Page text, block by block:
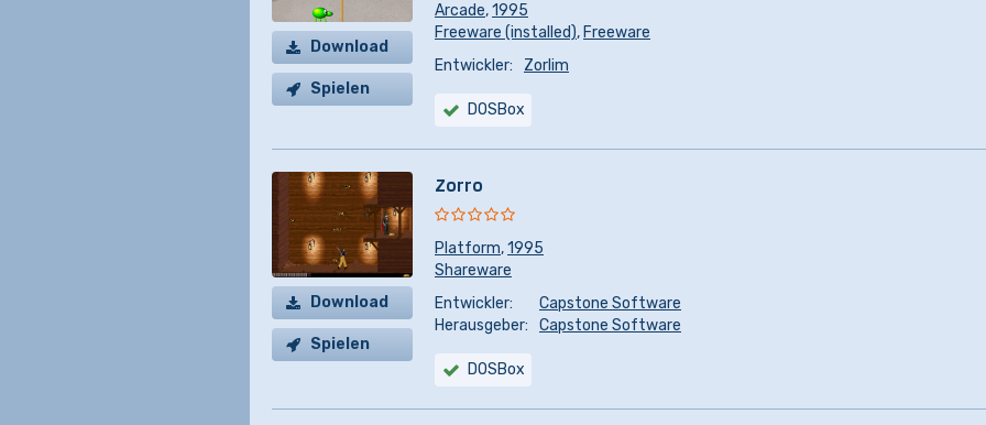
Download
Spielen
Arcade,1995
Freeware (installed), Freeware
Entwickler:
Zorlim
DOSBox
Download
Spielen
Zorro
Platform,1995
Shareware
Entwickler:
Capstone Software
Herausgeber:
Capstone Software
DOSBox